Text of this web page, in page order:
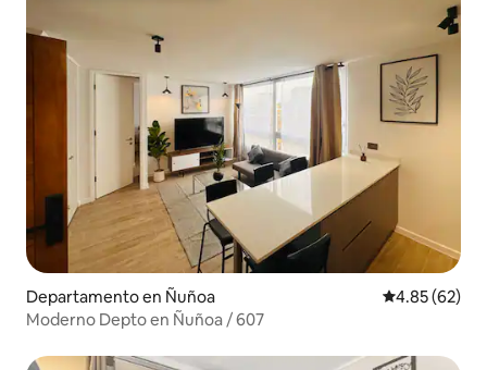
Departamento en Ñuñoa Calificación
4.85 (62)
Moderno Depto en Ñuñoa / 607